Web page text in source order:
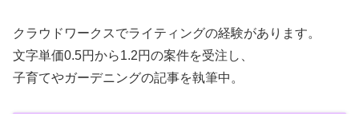
クラウドワークスでライティングの経験があります。
文字単価0.5円から1.2円の案件を受注し、
子育てやガーデニングの記事を執筆中。